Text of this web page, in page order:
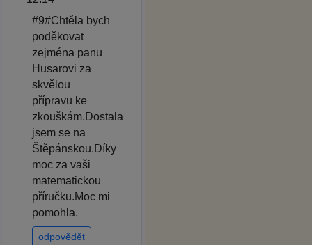
#9#Chtěla bych
poděkovat
zejména panu
Husarovi za
skvělou
přípravu ke
zkouškám.Dostala
jsem se na
Štěpánskou.Díky
moc za vaši
matematickou
příručku.Moc mi
pomohla.
odpovědět